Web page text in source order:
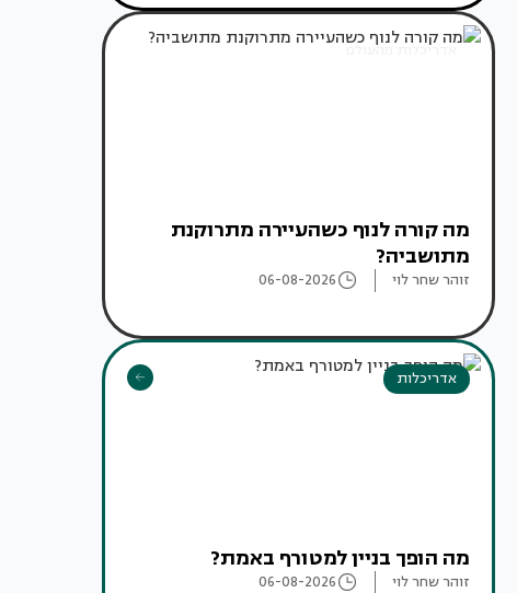
אדריכלות מהעולם
מה קורה לנוף כשהעיירה מתרוקנת
מתושביה?
זוהר שחר לוי 06-08-2026
אדריכלות
מה הופך בניין למטורף באמת?
זוהר שחר לוי 06-08-2026